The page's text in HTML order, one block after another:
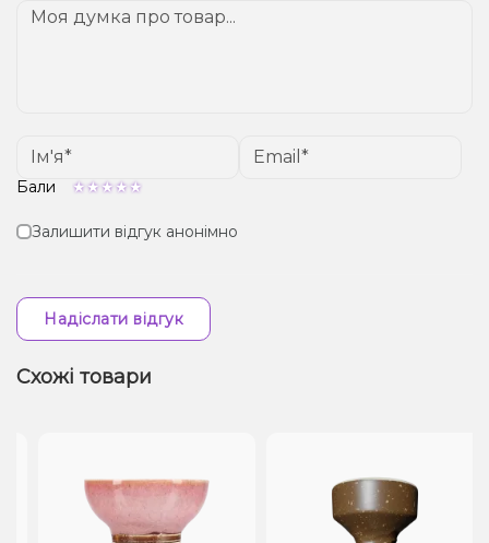
Бали
Залишити відгук анонімно
Надіслати відгук
Схожі товари